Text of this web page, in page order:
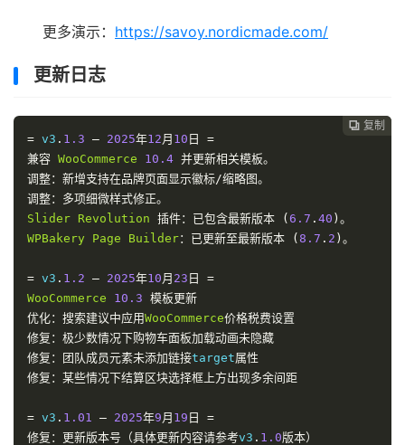
更多演示： https://savoy.nordicmade.com/
更新日志
 复制
= v3 . 1.3 – 2025年12 月 10 日
=
兼容 WooCommerce 10.4 并更新相关模板。
调整：新增支持在品牌页面显示徽标/缩略图。
调整：多项细微样式修正。
Slider Revolution 插件：已包含最新版本 ( 6.7 . 40 )。
WPBakery Page Builder：已更新至最新版本 ( 8.7 . 2 )。
= v3 . 1.2 – 2025年10 月 23 日
=
WooCommerce
10.3 模板更新
优化：搜索建议中应用WooCommerce价格税费设置
修复：极少数情况下购物车面板加载动画未隐藏
修复：团队成员元素未添加链接target属性
修复：某些情况下结算区块选择框上方出现多余间距
= v3 . 1.01 – 2025年9 月 19 日
=
修复：更新版本号（具体更新内容请参考v3 . 1.0版本）